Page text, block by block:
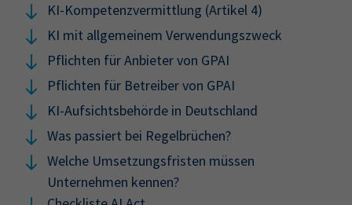
KI-Kompetenzvermittlung (Artikel 4)
KI mit allgemeinem Verwendungszweck
Pflichten für Anbieter von GPAI
Pflichten für Betreiber von GPAI
KI-Aufsichtsbehörde in Deutschland
Was passiert bei Regelbrüchen?
Welche Umsetzungsfristen müssen
Unternehmen kennen?